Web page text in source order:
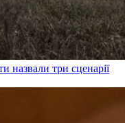
назвали три сценарії